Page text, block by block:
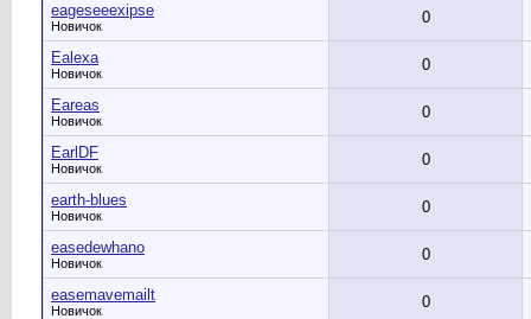
eageseeexipse
Новичок 0
Ealexa
Новичок 0
Eareas
Новичок 0
EarlDF
Новичок 0
earth-blues
Новичок 0
easedewhano
Новичок 0
easemavemailt
Новичок 0